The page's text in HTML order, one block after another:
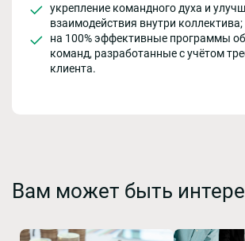
укрепление командного духа и
взаимодействия внутри коллектива;
на 100% эффективные программы
команд, разработанные с учётом
клиента.
Вам может быть